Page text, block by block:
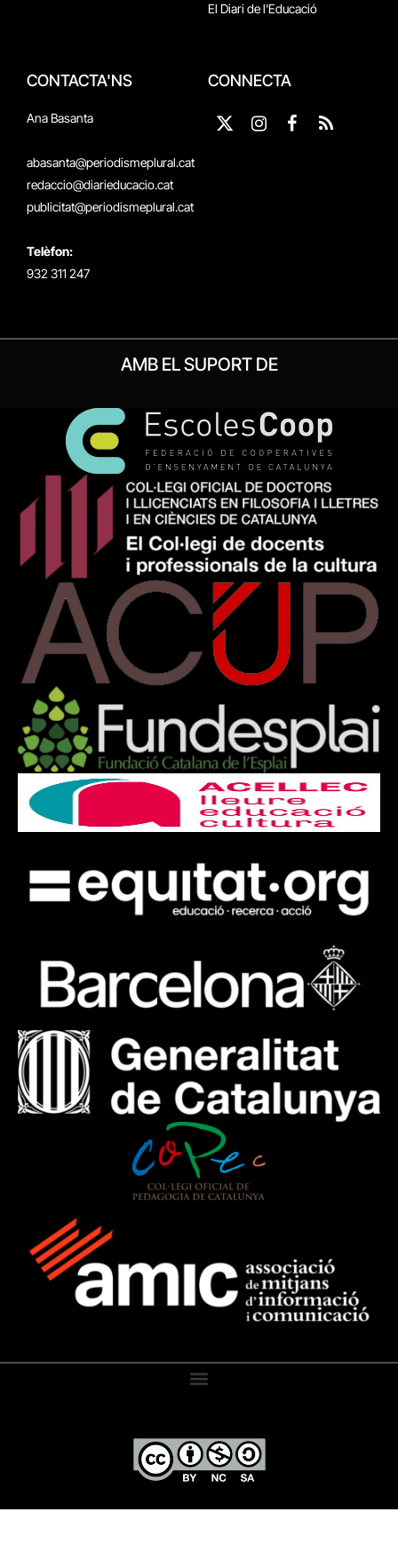
El Diari de l'Educació
CONTACTA'NS
Ana Basanta
abasanta@periodismeplural.cat
redaccio@diarieducacio.cat
publicitat@periodismeplural.cat
Telèfon:
932 311 247
CONNECTA
X
Instagram
Facebook
RSS
AMB EL SUPORT DE